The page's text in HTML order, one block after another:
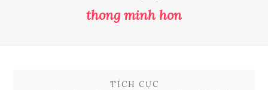
thong minh hon
TÍCH CỰC